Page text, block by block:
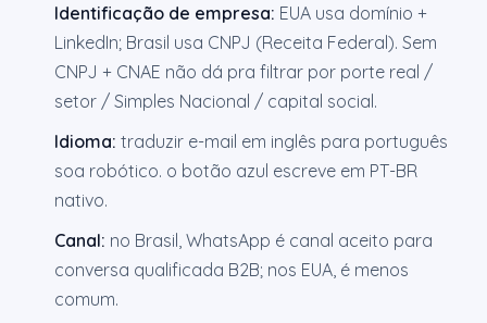
Identificação de empresa: EUA usa domínio +
LinkedIn; Brasil usa CNPJ (Receita Federal). Sem
CNPJ + CNAE não dá pra filtrar por porte real /
setor / Simples Nacional / capital social.
Idioma: traduzir e-mail em inglês para português
soa robótico. o botão azul escreve em PT-BR
nativo.
Canal: no Brasil, WhatsApp é canal aceito para
conversa qualificada B2B; nos EUA, é menos
comum.